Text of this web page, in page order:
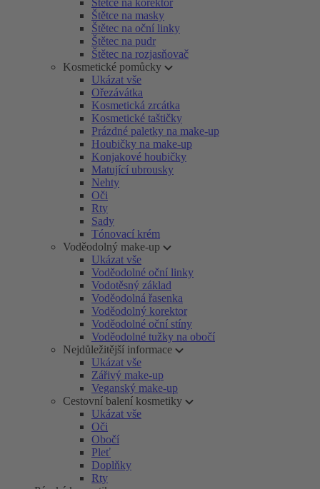
Štětce na korektor
Štětce na masky
Štětec na oční linky
Štětec na pudr
Štětec na rozjasňovač
Kosmetické pomůcky
Ukázat vše
Ořezávátka
Kosmetická zrcátka
Kosmetické taštičky
Prázdné paletky na make-up
Houbičky na make-up
Konjakové houbičky
Matující ubrousky
Nehty
Oči
Rty
Sady
Tónovací krém
Voděodolný make-up
Ukázat vše
Voděodolné oční linky
Vodotěsný základ
Voděodolná řasenka
Voděodolný korektor
Voděodolné oční stíny
Voděodolné tužky na obočí
Nejdůležitější informace
Ukázat vše
Zářivý make-up
Veganský make-up
Cestovní balení kosmetiky
Ukázat vše
Oči
Obočí
Pleť
Doplňky
Rty